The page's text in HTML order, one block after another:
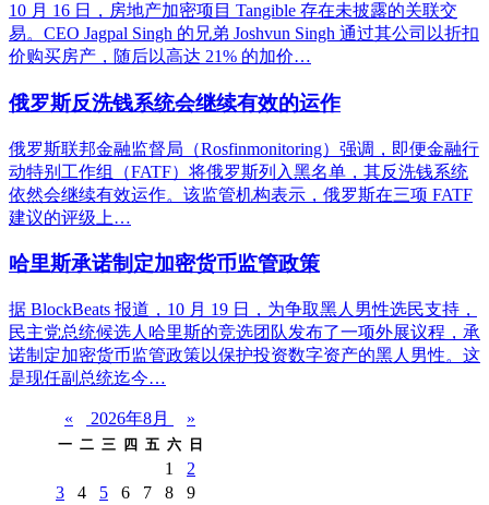
10 月 16 日，房地产加密项目 Tangible 存在未披露的关联交
易。CEO Jagpal Singh 的兄弟 Joshvun Singh 通过其公司以折扣
价购买房产，随后以高达 21% 的加价…
俄罗斯反洗钱系统会继续有效的运作
俄罗斯联邦金融监督局（Rosfinmonitoring）强调，即便金融行
动特别工作组（FATF）将俄罗斯列入黑名单，其反洗钱系统
依然会继续有效运作。该监管机构表示，俄罗斯在三项 FATF
建议的评级上…
哈里斯承诺制定加密货币监管政策
据 BlockBeats 报道，10 月 19 日，为争取黑人男性选民支持，
民主党总统候选人哈里斯的竞选团队发布了一项外展议程，承
诺制定加密货币监管政策以保护投资数字资产的黑人男性。这
是现任副总统迄今…
« 2026年8月 »
一 二 三 四 五 六 日
1
2
3
4 5 6 7 8
9